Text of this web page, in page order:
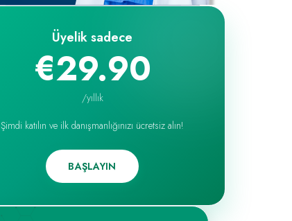
Üyelik sadece
€29.90
/yıllık
Şimdi katılın ve ilk danışmanlığınızı ücretsiz alın!
BAŞLAYIN